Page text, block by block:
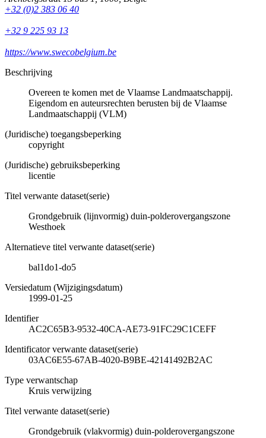
+32 (0)2 383 06 40
+32 9 225 93 13
https://www.swecobelgium.be
Beschrijving
Overeen te komen met de Vlaamse Landmaatschappij.
Eigendom en auteursrechten berusten bij de Vlaamse
Landmaatschappij (VLM)
(Juridische) toegangsbeperking
copyright
(Juridische) gebruiksbeperking
licentie
Titel verwante dataset(serie)
Grondgebruik (lijnvormig) duin-polderovergangszone
Westhoek
Alternatieve titel verwante dataset(serie)
bal1do1-do5
Versiedatum (Wijzigingsdatum)
1999-01-25
Identifier
AC2C65B3-9532-40CA-AE73-91FC29C1CEFF
Identificator verwante dataset(serie)
03AC6E55-67AB-4020-B9BE-42141492B2AC
Type verwantschap
Kruis verwijzing
Titel verwante dataset(serie)
Grondgebruik (vlakvormig) duin-polderovergangszone